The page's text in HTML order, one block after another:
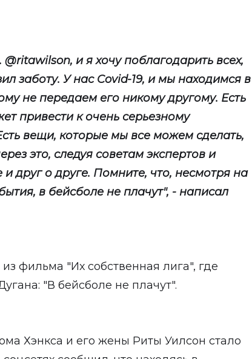
и я хочу поблагодарить всех,
заботу. У нас Covid-19, и мы находимся в
не передаем его никому другому. Есть
привести к очень серьезному
вещи, которые мы все можем сделать,
это, следуя советам экспертов и
и друг о друге. Помните, что, несмотря на
в бейсболе не плачут", - написал
фильма "Их собственная лига", где
"В бейсболе не плачут".
Хэнкса и его жены Риты Уилсон стало